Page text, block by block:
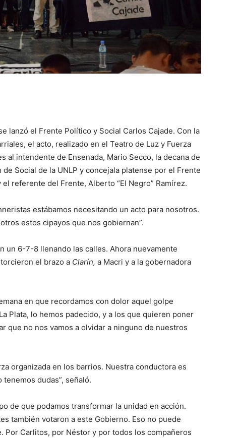
lanzó el Frente Político y Social Carlos Cajade. Con la
el acto, realizado en el Teatro de Luz y Fuerza
al intendente de Ensenada, Mario Secco, la decana de
Social de la UNLP y concejala platense por el Frente
referente del Frente, Alberto “El Negro” Ramírez.
estábamos necesitando un acto para nosotros.
estos cipayos que nos gobiernan”.
un 6-7-8 llenando las calles. Ahora nuevamente
el brazo a Clarín, a Macri y a la gobernadora
en que recordamos con dolor aquel golpe
Plata, lo hemos padecido, y a los que quieren poner
que no nos vamos a olvidar a ninguno de nuestros
organizada en los barrios. Nuestra conductora es
dudas”, señaló.
de que podamos transformar la unidad en acción.
también votaron a este Gobierno. Eso no puede
Por Carlitos, por Néstor y por todos los compañeros